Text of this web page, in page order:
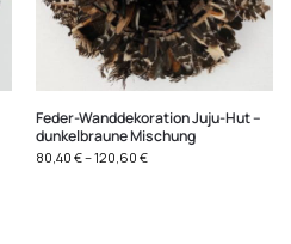
Feder-Wanddekoration Juju-Hut –
dunkelbraune Mischung
80,40 €–120,60 €